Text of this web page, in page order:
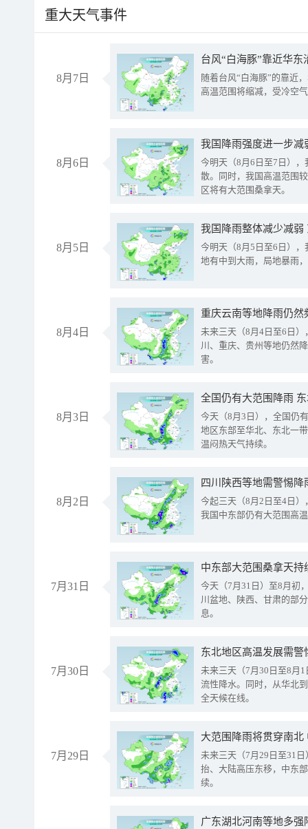
重大天气事件
8月7日
台风“白海豚”靠近华
随着台风“白海豚”的靠近
高温范围将缩减，受冷空
8月6日
今明天（8月6日至7日）
散。同时，我国高温范围
区将有大范围桑拿天。
8月5日
我国降雨整体减少减弱
今明天（8月5日至6日）
地有中到大雨，局地暴雨
8月4日
重庆云南等地降雨仍然
未来三天（8月4日至6日
川、重庆、贵州等地仍然
害。
8月3日
全国仍有大范围降雨
今天（8月3日），全国仍
地区东部至华北、东北一
温闷热天气持续。
8月2日
今起三天（8月2日至4日
我国中东部仍有大范围高
7月31日
中东部大范围桑拿天
今天（7月31日）至8月初
川盆地、陕西、甘肃的部
息。
7月30日
东北地区高温发展需
未来三天（7月30日至8月
流性降水。同时，从华北
全天候在线。
7月29日
大范围降雨将贯穿南
未来三天（7月29日至31
抬、大陆高压东移，中东
续。
广东湖北河南等地多